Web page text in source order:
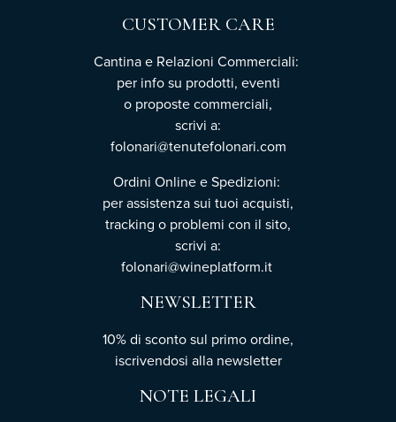
CUSTOMER CARE
Cantina e Relazioni Commerciali:
per info su prodotti, eventi
o proposte commerciali,
scrivi a:
folonari@tenutefolonari.com
Ordini Online e Spedizioni:
per assistenza sui tuoi acquisti,
tracking o problemi con il sito,
scrivi a:
folonari@wineplatform.it
NEWSLETTER
10% di sconto sul primo ordine,
iscrivendosi alla newsletter
NOTE LEGALI